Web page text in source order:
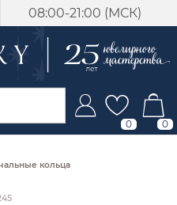
08:00-21:00 (МСК)
0 0
кольца